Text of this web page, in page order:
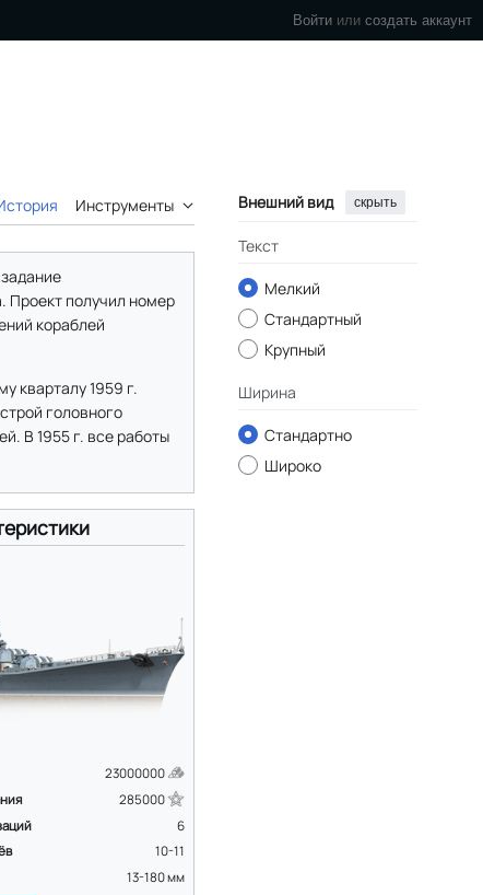
Войти или создать аккаунт
Инструменты Внешний вид скрыть
Текст
Мелкий
Стандартный
Крупный
Ширина
Стандартно
Широко
Проект получил номер
кораблей
кварталу 1959 г.
головного
В 1955 г. все работы
23000000
285000
6
10-11
13-180мм